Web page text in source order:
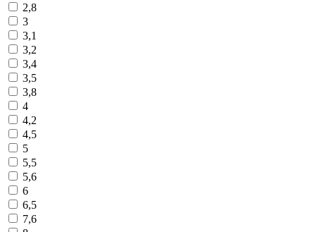
2,8
3
3,1
3,2
3,4
3,5
3,8
4
4,2
4,5
5
5,5
5,6
6
6,5
7,6